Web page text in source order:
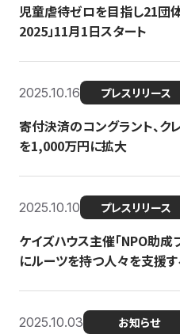
児童虐待ゼロを目指し21団
2025」11月1日スタート
2025.10.16 プレスリリース
寄付決済のコングラント、
を1,000万円に拡大
2025.10.10 プレスリリース
ケイズハウス主催「NPO助成
にルーツを持つ人々を支援
2025.10.03 お知らせ